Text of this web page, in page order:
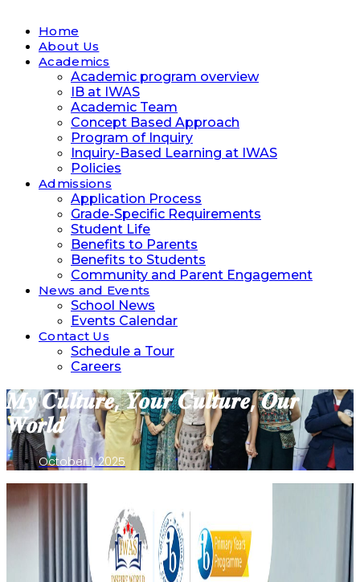
Home
About Us
Academics
Academic program overview
IB at IWAS
Academic Team
Concept Based Approach
Program of Inquiry
Inquiry-Based Learning at IWAS
Policies
Admissions
Application Process
Grade-Specific Requirements
Student Life
Benefits to Parents
Benefits to Students
Community and Parent Engagement
News and Events
School News
Events Calendar
Contact Us
Schedule a Tour
Careers
𝑴𝒚 𝑪𝒖𝒍𝒕𝒖𝒓𝒆, 𝒀𝒐𝒖𝒓 𝑪𝒖𝒍𝒕𝒖𝒓𝒆, 𝑶𝒖𝒓
𝑾𝒐𝒓𝒍𝒅
October 1, 2025